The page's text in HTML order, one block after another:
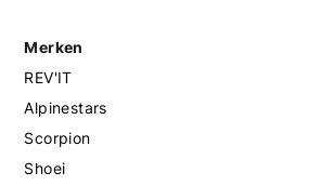
Merken
REV'IT
Alpinestars
Scorpion
Shoei